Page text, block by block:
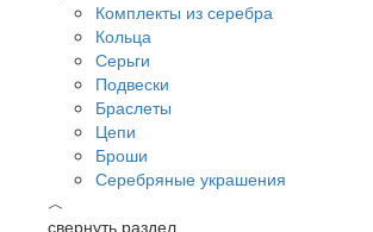
Комплекты из серебра
Кольца
Серьги
Подвески
Браслеты
Цепи
Броши
Серебряные украшения
︿
свернуть раздел